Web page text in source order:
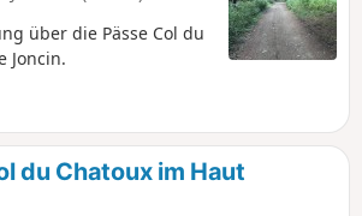
über die Pässe Col du
Joncin.
du Chatoux im Haut